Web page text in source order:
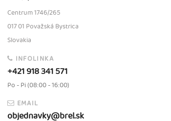
Centrum 1746/265
017 01 Považská Bystrica
Slovakia
INFOLINKA
+421 918 341 571
Po - Pi (08:00 - 16:00)
EMAIL
objednavky@brel.sk